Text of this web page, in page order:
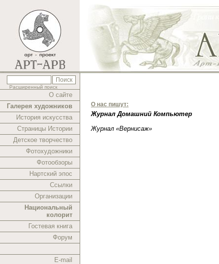
Расширенный поиск
О сайте
Галерея художников
История искусства
Страницы Истории
Детское творчество
Фотохудожники
Фотообзоры
Нартский эпос
Ссылки
Организации
Национальный
колорит
Гостевая книга
Форум
E-mail
О нас пишут:
Журнал Домашний Компьютер
Журнал «Вернисаж»